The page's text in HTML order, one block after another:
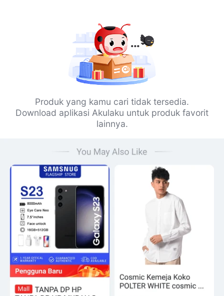
Produk yang kamu cari tidak tersedia.
Download aplikasi Akulaku untuk produk favorit
lainnya.